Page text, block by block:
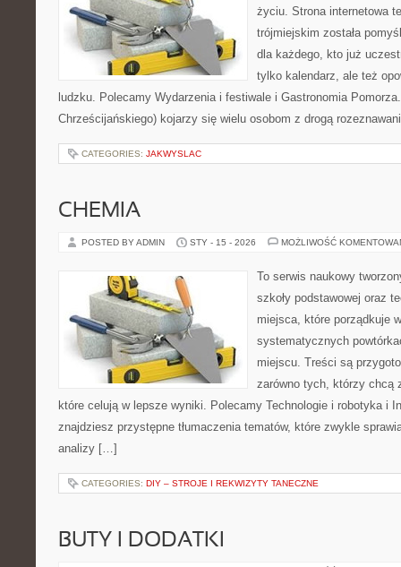
życiu. Strona internetowa
trójmiejskim została
dla każdego, kto już
tylko kalendarz, ale też
ludzku. Polecamy Wydarzenia i festiwale i Gastronomia
Chrześcijańskiego) kojarzy się wielu osobom z drogą
CATEGORIES: JAKWYSLAC
CHEMIA
POSTED BY ADMIN STY - 15 - 2026 MOŻLIWOŚĆ
To serwis naukowy
szkoły podstawowej oraz
miejsca, które porządkuje
systematycznych
miejscu. Treści są
zarówno tych, którzy chcą
które celują w lepsze wyniki. Polecamy Technologie i robotyka i
znajdziesz przystępne tłumaczenia tematów, które zwykle
analizy […]
CATEGORIES: DIY – STROJE I REKWIZYTY TANECZNE
BUTY I DODATKI